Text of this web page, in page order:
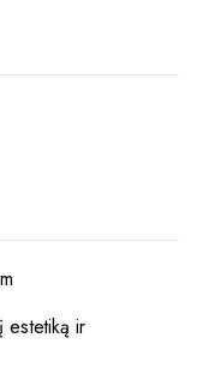
estetiką ir